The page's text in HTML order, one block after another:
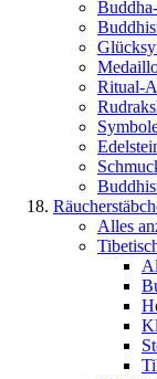
Ritual-
Alles